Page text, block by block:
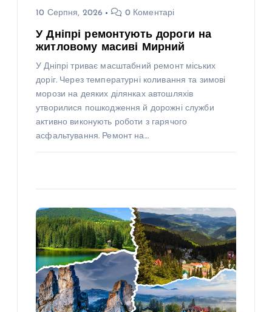
10 Серпня, 2026 0 Коментарі
У Дніпрі ремонтують дороги на
житловому масиві Мирний
У Дніпрі триває масштабний ремонт міських
доріг. Через температурні коливання та зимові
морози на деяких ділянках автошляхів
утворилися пошкодження й дорожні служби
активно виконують роботи з гарячого
асфальтування. Ремонт на…